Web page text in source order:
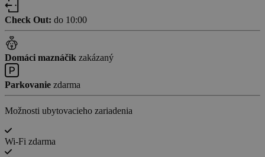
Check Out: do 10:00
Domáci maznáčik zakázaný
Parkovanie zdarma
Možnosti ubytovacieho zariadenia
Wi-Fi zdarma